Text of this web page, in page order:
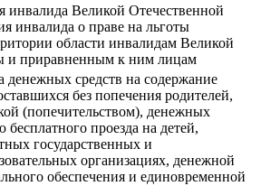
инвалида Великой Отечественной
инвалида о праве на льготы
области инвалидам Великой
и приравненным к ним лицам
денежных средств на содержание
без попечения родителей,
(попечительством), денежных
проезда на детей,
государственных и
организациях, денежной
обеспечения и единовременной